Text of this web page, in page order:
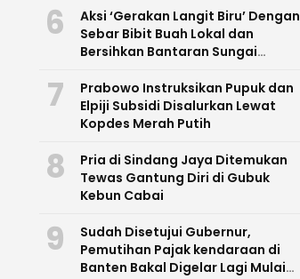
6
Aksi ‘Gerakan Langit Biru’ Dengan
Sebar Bibit Buah Lokal dan
Bersihkan Bantaran Sungai
7
Prabowo Instruksikan Pupuk dan
Elpiji Subsidi Disalurkan Lewat
Kopdes Merah Putih
8
Pria di Sindang Jaya Ditemukan
Tewas Gantung Diri di Gubuk
Kebun Cabai
9
Sudah Disetujui Gubernur,
Pemutihan Pajak kendaraan di
Banten Bakal Digelar Lagi Mulai